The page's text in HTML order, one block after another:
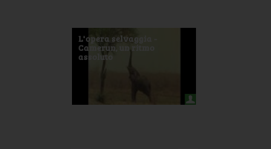
L'opera selvaggia -
Camerun, un ritmo
assoluto